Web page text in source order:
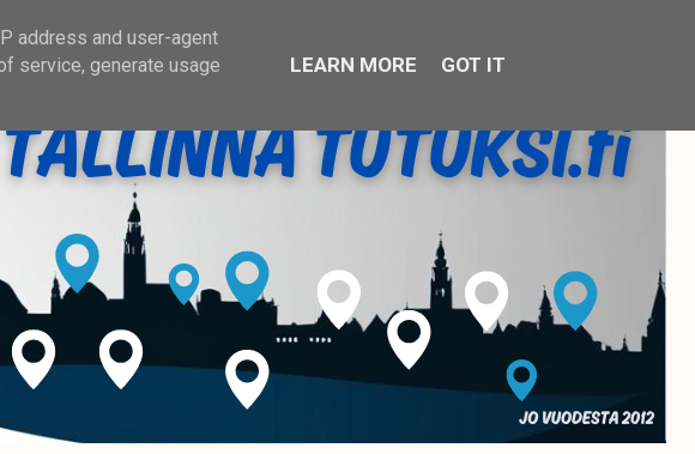
address and user-agent
service, generate usage
LEARN MORE GOT IT